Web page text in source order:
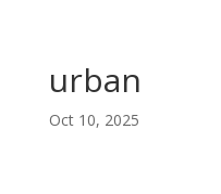
urban
Oct 10, 2025